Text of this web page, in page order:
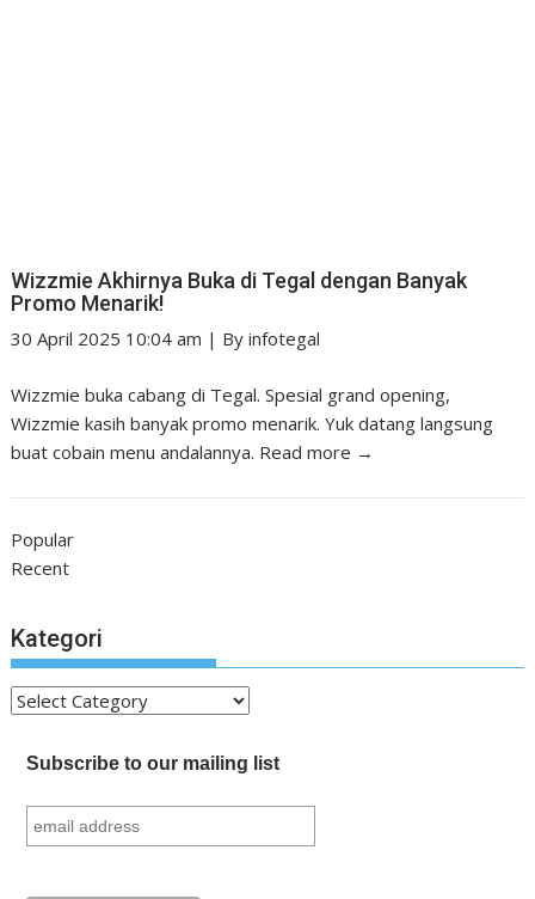
Wizzmie Akhirnya Buka di Tegal dengan Banyak
Promo Menarik!
30 April 2025 10:04 am | Byinfotegal
Wizzmie buka cabang di Tegal. Spesial grand opening,
Wizzmie kasih banyak promo menarik. Yuk datang langsung
buat cobain menu andalannya. Read more →
Popular
Recent
Kategori
Kategori
Subscribe to our mailing list